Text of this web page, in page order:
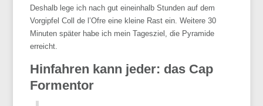
Deshalb lege ich nach gut eineinhalb Stunden auf dem
Vorgipfel Coll de l’Ofre eine kleine Rast ein. Weitere 30
Minuten später habe ich mein Tagesziel, die Pyramide
erreicht.
Hinfahren kann jeder: das Cap
Formentor